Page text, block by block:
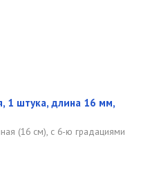
1 штука, длина 16 мм,
(16 см), с 6-ю градациями